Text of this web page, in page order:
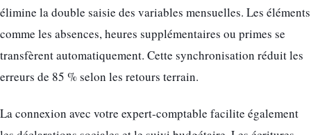
élimine la double saisie des variables mensuelles. Les éléments
comme les absences, heures supplémentaires ou primes se
transfèrent automatiquement. Cette synchronisation réduit les
erreurs de 85 % selon les retours terrain.
La connexion avec votre expert-comptable facilite également